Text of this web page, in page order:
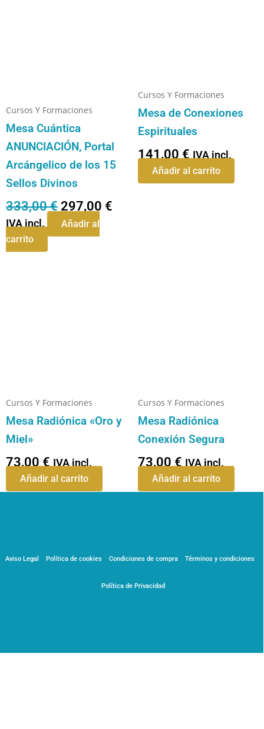
Cursos Y Formaciones
Mesa Cuántica
ANUNCIACIÓN, Portal
Arcángelico de los 15
Sellos Divinos
333,00€ 297,00 €
IVA incl.
Añadir al
carrito
Cursos Y Formaciones
Mesa de Conexiones
Espirituales
141,00 € IVA incl.
Añadir al carrito
Cursos Y Formaciones
Mesa Radiónica «Oro y
Miel»
73,00 € IVA incl.
Añadir al carrito
Cursos Y Formaciones
Mesa Radiónica
Conexión Segura
73,00 € IVA incl.
Añadir al carrito
Aviso Legal Política de cookies Condiciones de compra Términos y condiciones
Política de Privacidad